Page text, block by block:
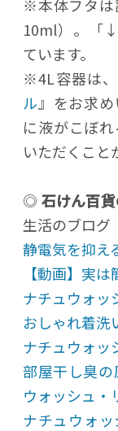
※本体フタは
10ml）。「
ています。
※4L容器は
ル 』をお求
に液がこぼ
いただくこと
◎ 石けん百
生活のブログ
静電気を抑え
【動画】実
ナチュウォッ
おしゃれ着洗
ナチュウォッ
部屋干し臭
ウォッシュ・
ナチュウォ